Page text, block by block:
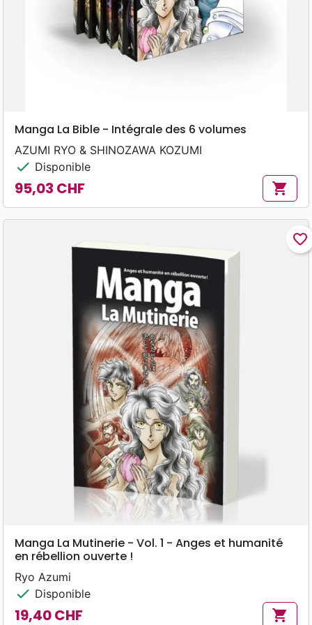
Manga La Bible - Intégrale des 6 volumes
AZUMI RYO & SHINOZAWA KOZUMI
check Disponible
Prix
95,03 CHF shopping_cart
favorite_border
Manga La Mutinerie - Vol. 1 - Anges et humanité
en rébellion ouverte !
Ryo Azumi
check Disponible
19,40 CHF shopping_cart